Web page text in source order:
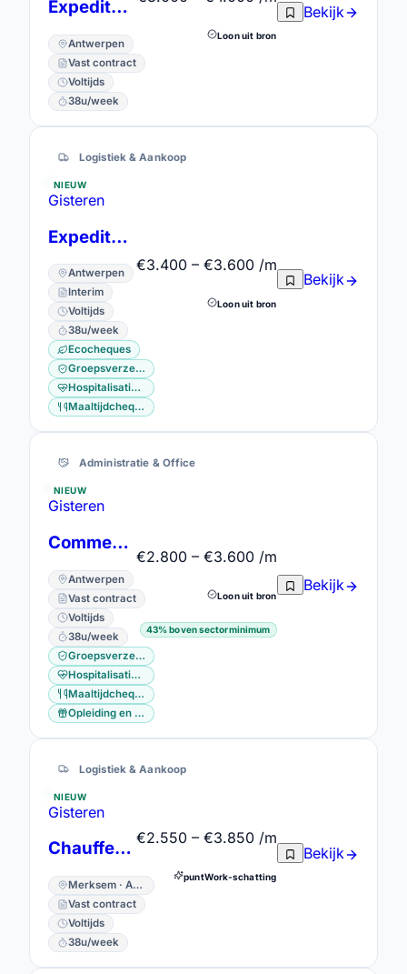
Expediteur Import & Export
Antwerpen
Vast contract
Voltijds
38u/week
Loon uit bron
Bekijk
Logistiek & Aankoop
NIEUW
Gisteren
Expediteur Export
Antwerpen
Interim
Voltijds
38u/week
Ecocheques
Groepsverzekering
Hospitalisatieverzekering
Maaltijdcheques
€3.400 – €3.600 /m
Loon uit bron
Bekijk
Administratie & Office
NIEUW
Gisteren
Commercieel Assistent
Antwerpen
Vast contract
Voltijds
38u/week
Groepsverzekering
Hospitalisatieverzekering
Maaltijdcheques
Opleiding en vorming
€2.800 – €3.600 /m
Loon uit bron
43% boven sectorminimum
Bekijk
Logistiek & Aankoop
NIEUW
Gisteren
Chauffeur CE
Merksem · Antwerpen
Vast contract
Voltijds
38u/week
€2.550 – €3.850 /m
puntWork-schatting
Bekijk